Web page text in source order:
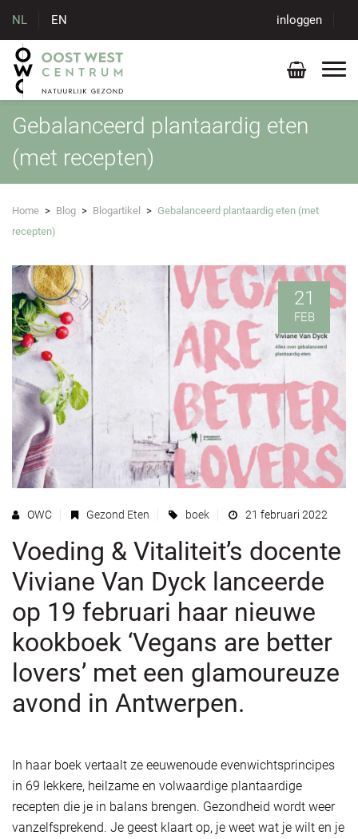
NL EN inloggen
Gebalanceerd plantaardig eten
(met recepten)
Home > Blog > Blogartikel > Gebalanceerd plantaardig eten (met
recepten)
21
FEB
OWC Gezond Eten boek 21 februari 2022
Voeding & Vitaliteit’s docente
Viviane Van Dyck lanceerde
op 19 februari haar nieuwe
kookboek ‘Vegans are better
lovers’ met een glamoureuze
avond in Antwerpen.
In haar boek vertaalt ze eeuwenoude evenwichtsprincipes
in 69 lekkere, heilzame en volwaardige plantaardige
recepten die je in balans brengen. Gezondheid wordt weer
vanzelfsprekend. Je geest klaart op, je weet wat je wilt en je